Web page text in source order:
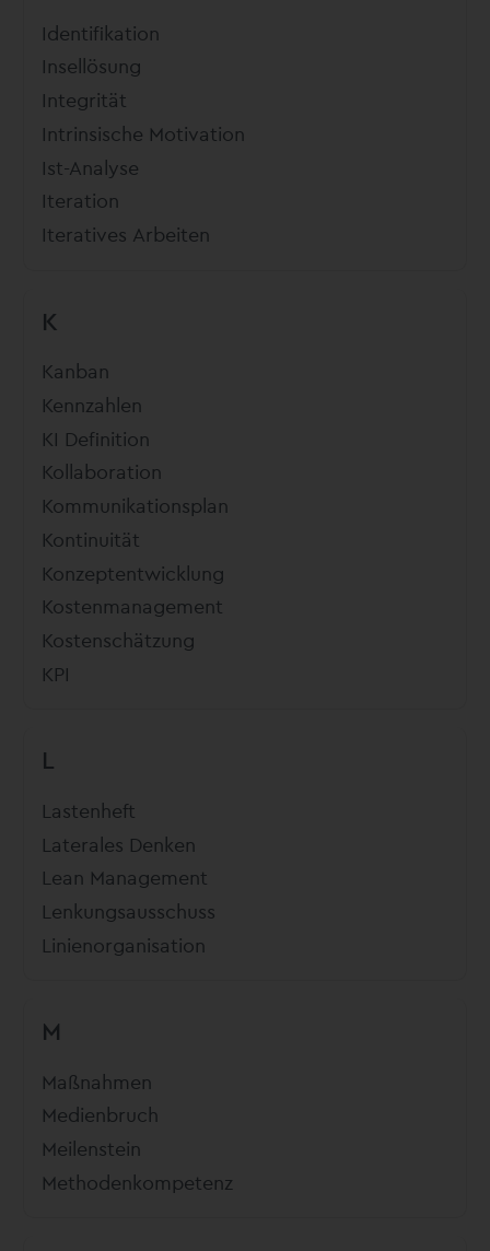
Identifikation
Insellösung
Integrität
Intrinsische Motivation
Ist-Analyse
Iteration
Iteratives Arbeiten
K
Kanban
Kennzahlen
KI Definition
Kollaboration
Kommunikationsplan
Kontinuität
Konzeptentwicklung
Kostenmanagement
Kostenschätzung
KPI
L
Lastenheft
Laterales Denken
Lean Management
Lenkungsausschuss
Linienorganisation
M
Maßnahmen
Medienbruch
Meilenstein
Methodenkompetenz